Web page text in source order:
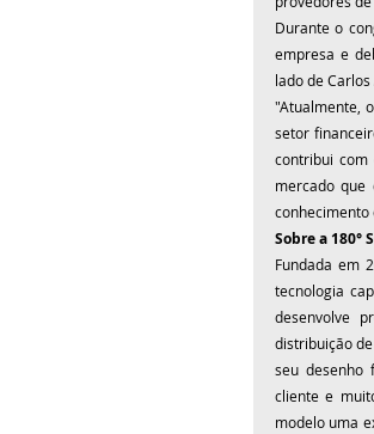
Durante o
empresa e
lado de
"Atualmente,
setor
contribui
mercado que
conhecimento
Sobre a 180°
Fundada em
tecnologia
desenvolve
distribuição
seu desenho
cliente e
modelo uma